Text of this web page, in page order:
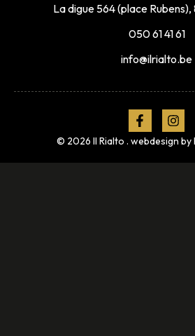
La digue 564 (place
050 61 41 61
info@ilrialto.be
© 2026 Il Rialto . webdesign by